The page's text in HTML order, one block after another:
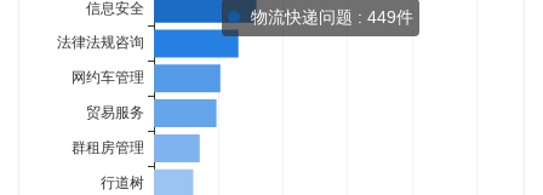
物流快递问题 : 449件